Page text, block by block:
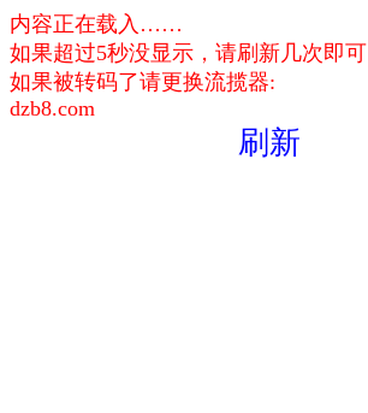
内容正在载入……
如果超过5秒没显示，请刷新几次即可
如果被转码了请更换流揽器:
dzb8.com
刷新